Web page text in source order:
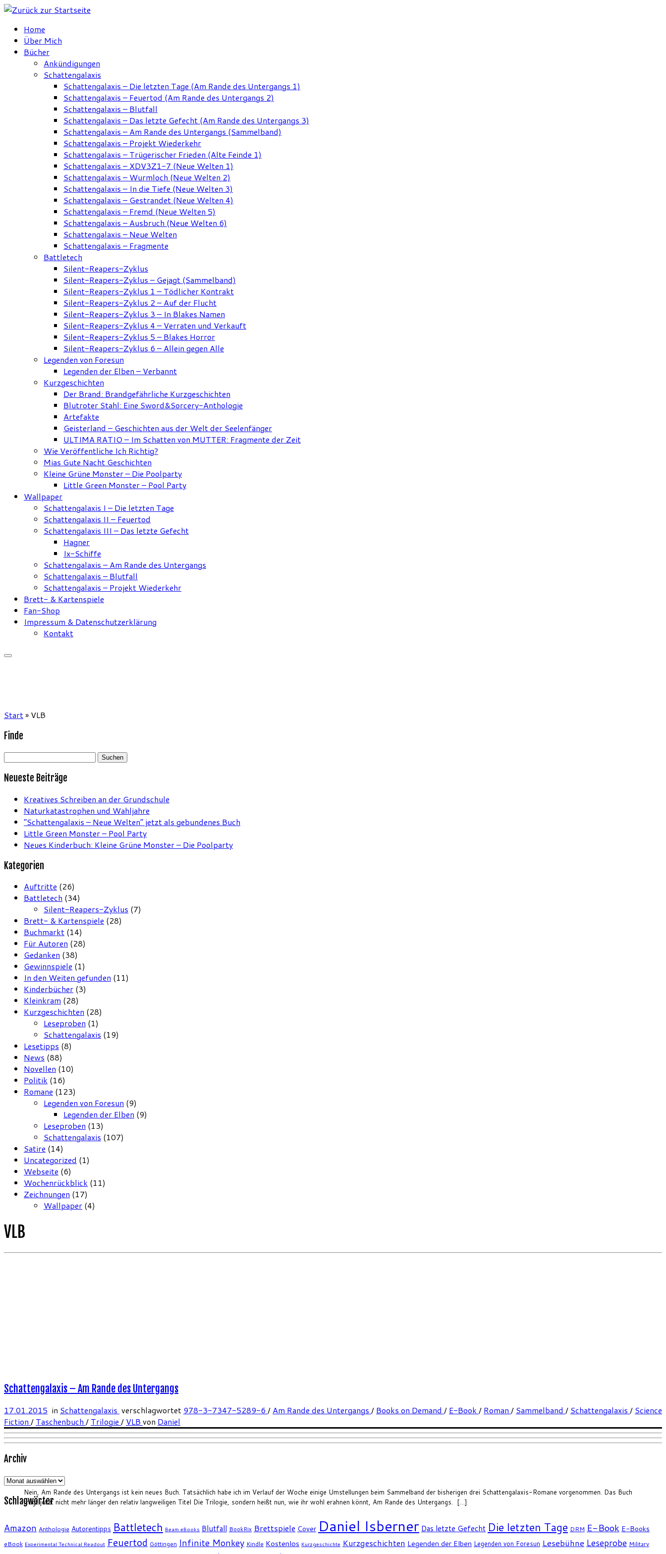
Zum
springenHome
Über Mich
Bücher
Ankündigungen
Schattengalaxis
Schattengalaxis – Die letzten Tage (Am Rande des Untergangs 1)
Schattengalaxis – Feuertod (Am Rande des Untergangs 2)
Schattengalaxis – Blutfall
Schattengalaxis – Das letzte Gefecht (Am Rande des Untergangs 3)
Schattengalaxis – Am Rande des Untergangs (Sammelband)
Schattengalaxis – Projekt Wiederkehr
Schattengalaxis – Trügerischer Frieden (Alte Feinde 1)
Schattengalaxis – XDV3Z1-7 (Neue Welten 1)
Schattengalaxis – Wurmloch (Neue Welten 2)
Schattengalaxis – In die Tiefe (Neue Welten 3)
Schattengalaxis – Gestrandet (Neue Welten 4)
Schattengalaxis – Fremd (Neue Welten 5)
Schattengalaxis – Ausbruch (Neue Welten 6)
Schattengalaxis – Neue Welten
Schattengalaxis – Fragmente
Battletech
Silent-Reapers-Zyklus
Silent-Reapers-Zyklus – Gejagt (Sammelband)
Silent-Reapers-Zyklus 1 – Tödlicher Kontrakt
Silent-Reapers-Zyklus 2 – Auf der Flucht
Silent-Reapers-Zyklus 3 – In Blakes Namen
Silent-Reapers-Zyklus 4 – Verraten und Verkauft
Silent-Reapers-Zyklus 5 – Blakes Horror
Silent-Reapers-Zyklus 6 – Allein gegen Alle
Legenden von Foresun
Legenden der Elben – Verbannt
Kurzgeschichten
Der Brand: Brandgefährliche Kurzgeschichten
Blutroter Stahl: Eine Sword&Sorcery-Anthologie
Artefakte
Geisterland – Geschichten aus der Welt der Seelenfänger
ULTIMA RATIO – Im Schatten von MUTTER: Fragmente der Zeit
Wie Veröffentliche Ich Richtig?
Mias Gute Nacht Geschichten
Kleine Grüne Monster – Die Poolparty
Little Green Monster – Pool Party
Wallpaper
Schattengalaxis I – Die letzten Tage
Schattengalaxis II – Feuertod
Schattengalaxis III – Das letzte Gefecht
Hagner
Ix-Schiffe
Schattengalaxis – Am Rande des Untergangs
Schattengalaxis – Blutfall
Schattengalaxis – Projekt Wiederkehr
Brett- & Kartenspiele
Fan-Shop
Impressum & Datenschutzerklärung
Kontakt
Start» VLB
Finde
Suchen
Neueste Beiträge
Kreatives Schreiben an der Grundschule
Naturkatastrophen und Wahljahre
“Schattengalaxis – Neue Welten” jetzt als gebundenes Buch
Little Green Monster – Pool Party
Neues Kinderbuch: Kleine Grüne Monster – Die Poolparty
Kategorien
Auftritte (26)
Battletech (34)
Silent-Reapers-Zyklus (7)
Brett- & Kartenspiele (28)
Buchmarkt (14)
Für Autoren (28)
Gedanken (38)
Gewinnspiele (1)
In den Weiten gefunden (11)
Kinderbücher (3)
Kleinkram (28)
Kurzgeschichten (28)
Leseproben (1)
Schattengalaxis (19)
Lesetipps (8)
News (88)
Novellen (10)
Politik (16)
Romane (123)
Legenden von Foresun (9)
Legenden der Elben (9)
Leseproben (13)
Schattengalaxis (107)
Satire (14)
Uncategorized (1)
Webseite (6)
Wochenrückblick (11)
Zeichnungen (17)
Wallpaper (4)
VLB
Nein, Am Rande des Untergangs ist kein neues Buch. Tatsächlich habe ich im Verlauf der Woche einige Umstellungen beim Sammelband der bisherigen drei Schattengalaxis-Romane vorgenommen. Das Buch
trägt jetzt nicht mehr länger den relativ langweiligen Titel Die Trilogie, sondern heißt nun, wie ihr wohl erahnen könnt, Am Rande des Untergangs. […]
Schattengalaxis – Am Rande des Untergangs
17.01.2015 in Schattengalaxis verschlagwortet 978-3-7347-5289-6 / Am Rande des Untergangs / Books on Demand / E-Book / Roman / Sammelband / Schattengalaxis / Science
Fiction / Taschenbuch / Trilogie / VLB von Daniel
Archiv
Archiv
Schlagwörter
Amazon Anthologie Autorentipps Battletech Beam eBooks Blutfall BookRix Brettspiele Cover Daniel Isberner Das letzte Gefecht Die letzten Tage DRM E-Book E-Books
eBook Experimental Technical Readout Feuertod Göttingen Infinite Monkey Kindle Kostenlos Kurzgeschichte Kurzgeschichten Legenden der Elben Legenden von Foresun Lesebühne Leseprobe Military